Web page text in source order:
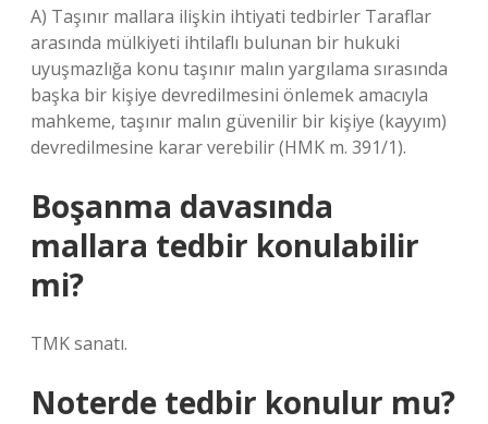
A) Taşınır mallara ilişkin ihtiyati tedbirler Taraflar
arasında mülkiyeti ihtilaflı bulunan bir hukuki
uyuşmazlığa konu taşınır malın yargılama sırasında
başka bir kişiye devredilmesini önlemek amacıyla
mahkeme, taşınır malın güvenilir bir kişiye (kayyım)
devredilmesine karar verebilir (HMK m. 391/1).
Boşanma davasında
mallara tedbir konulabilir
mi?
TMK sanatı.
Noterde tedbir konulur mu?